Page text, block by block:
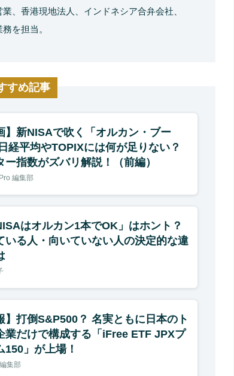
、香港現地法人、インドネシア合弁会社、
を担当。
すめ記事
】新NISAで吹く「オルカン・ブー
経平均やTOPIXには何が足りない？
ー指数がズバリ解説！（前編）
編集部
はオルカン1本でOK」はホント？
いる人・向いていない人の決定的な違
】打倒S&P500？ 名実ともに日本のト
業だけで構成する「iFree ETF JPXプ
150」が上場！
集部